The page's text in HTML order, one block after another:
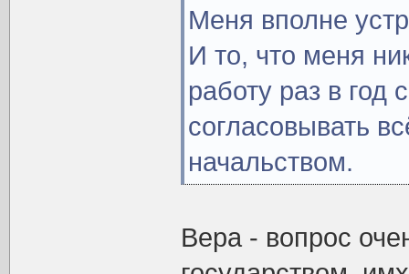
Меня вполне
И то, что меня
работу раз в год
согласовывать
начальством.
Вера - вопрос